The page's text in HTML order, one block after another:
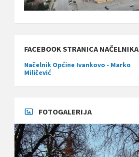
FACEBOOK STRANICA NAČELNIKA
Načelnik Općine Ivankovo - Marko
Miličević
FOTOGALERIJA